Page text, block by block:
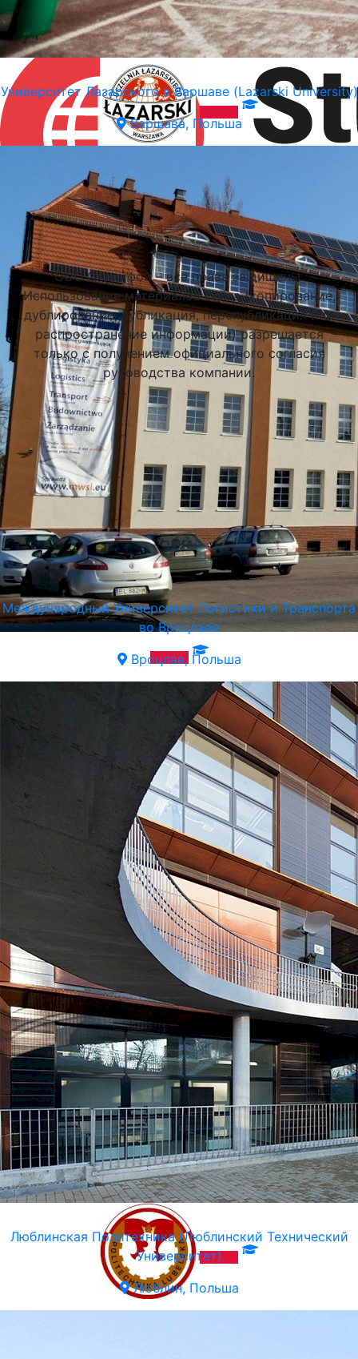
Университет Лазарского в Варшаве (Lazarski University)
Варшава, Польша
Международный Университет Логистики и Транспорта
во Вроцлаве
Вроцлав, Польша
Люблинская Политехника (Люблинский Технический
Университет)
Люблин, Польша
Подобрать университет
ООО Стадифой – все права защищены.
Использование материалов сайта (копирование,
дублирование, публикация, перепубликация или
распространение информации) разрешается
только с получением официального согласия
руководства компании.